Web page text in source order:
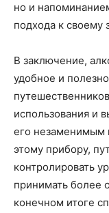
но и
подхода к своему
В заключение,
удобное и
использования и
его незаменимым
этому прибору,
контролировать
принимать более
конечном итоге